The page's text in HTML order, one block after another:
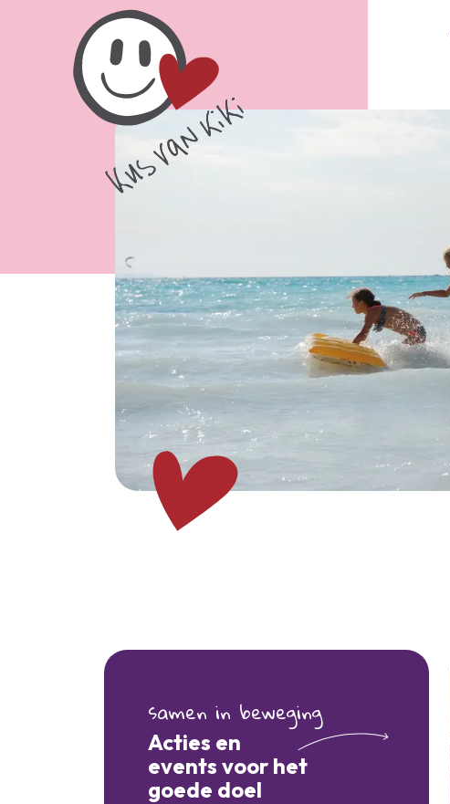
samen in beweging
Acties en
events voor het
goede doel